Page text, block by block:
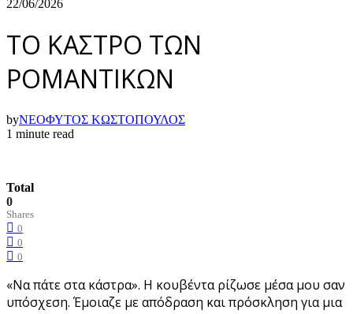
22/06/2026
ΤΟ ΚΑΣΤΡΟ ΤΩΝ
ΡΟΜΑΝΤΙΚΩΝ
byΝΕΟΦΥΤΟΣ ΚΩΣΤΟΠΟΥΛΟΣ
1 minute read
Total
0
Shares
0
0
0
«Να πάτε στα κάστρα». Η κουβέντα ρίζωσε μέσα μου σαν
υπόσχεση. Έμοιαζε με απόδραση και πρόσκληση για μια